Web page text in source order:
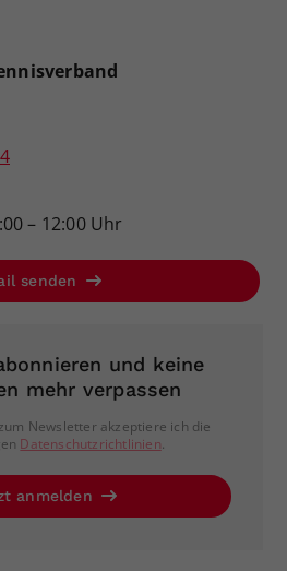
– 12:00 Uhr
senden
und keine
mehr verpassen
Newsletter akzeptiere ich die
Datenschutzrichtlinien.
anmelden